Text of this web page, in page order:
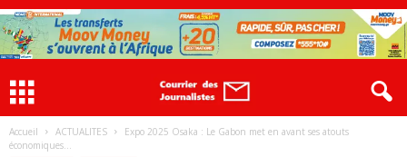
Accueil ACTUALITES
Expo 2025 Osaka : Le Gabon met en avant ses atouts
économiques...